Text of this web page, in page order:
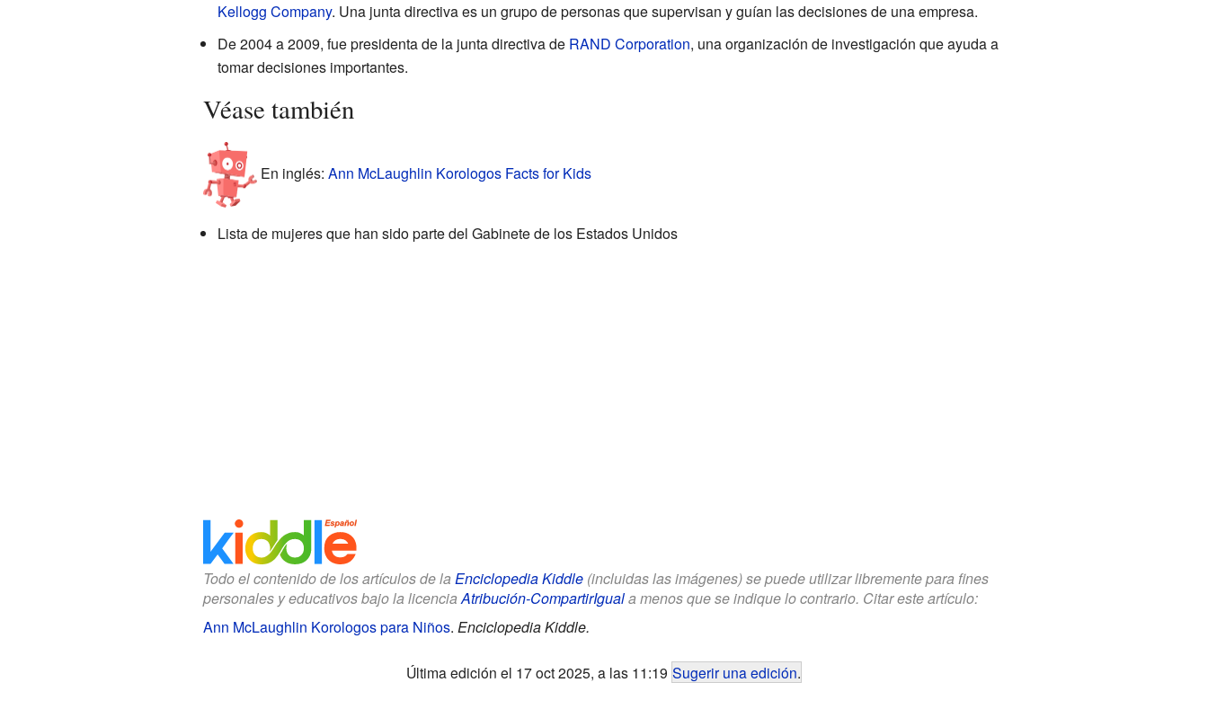
Kellogg Company. Una junta directiva es un grupo de personas que supervisan y guían las decisiones de una empresa.
De 2004 a 2009, fue presidenta de la junta directiva de RAND Corporation, una organización de investigación que ayuda a
tomar decisiones importantes.
Véase también
En inglés: Ann McLaughlin Korologos Facts for Kids
Lista de mujeres que han sido parte del Gabinete de los Estados Unidos
Todo el contenido de los artículos de la Enciclopedia Kiddle(incluidas las imágenes) se puede utilizar libremente para fines
personales y educativos bajo la licenciaAtribución-CompartirIguala menos que se indique lo contrario. Citar este artículo:
Ann McLaughlin Korologos para Niños. Enciclopedia Kiddle.
Última edición el 17 oct 2025, a las 11:19 Sugerir una edición.